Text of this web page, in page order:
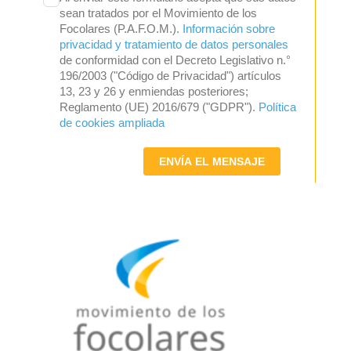
sean tratados por el Movimiento de los
Focolares (P.A.F.O.M.). Información sobre
privacidad y tratamiento de datos personales
de conformidad con el Decreto Legislativo n.°
196/2003 ("Código de Privacidad") artículos
13, 23 y 26 y enmiendas posteriores;
Reglamento (UE) 2016/679 ("GDPR"). Política
de cookies ampliada
ENVÍA EL MENSAJE